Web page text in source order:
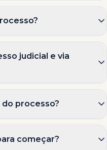
judicial e via
processo?
começar?